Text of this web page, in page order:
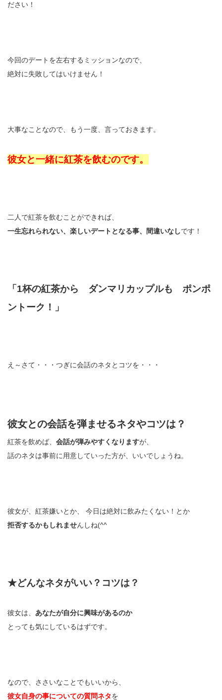
ださい！
今回のデートを左右するミッションなので、
絶対に失敗してはいけません！
大事なことなので、もう一度、言っておきます。
彼女と一緒に紅茶を飲むのです。
二人で紅茶を飲むことができれば、
一生忘れられない、楽しいデートとなる事、間違いなしです！
「1杯の紅茶から ダンマリカップルも ポンポ
ントーク！」
え～さて・・・つぎに会話のネタとコツを・・・
彼女との会話を弾ませるネタやコツは？
紅茶を飲めば、 会話が弾みやすくなりますが、
話のネタは事前に用意していった方が、いいでしょうね。
彼女が、紅茶嫌いとか、 今日は絶対に飲みたくない！とか
拒否するかもしれませんしね(^^ゞ
★どんなネタがいい？コツは？
彼女は、 あなたが自分に興味があるのか
とっても気にしているはずです。
なので、ささいなことでもいいから、
彼女自身の事についての質問ネタを